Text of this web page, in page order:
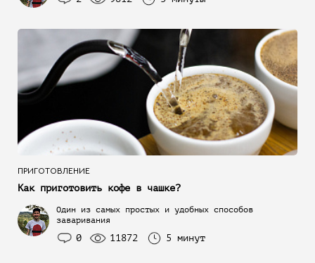
ПРИГОТОВЛЕНИЕ
Как приготовить кофе в чашке?
Один из самых простых и удобных способов
заваривания
0 11872 5 минут